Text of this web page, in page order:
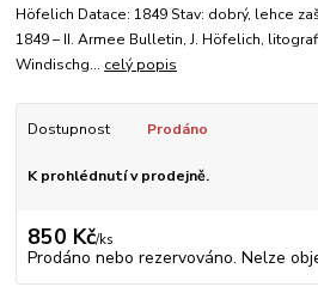
Höfelich Datace: 1849 Stav: dobrý, lehce
1849 – II. Armee Bulletin, J. Höfelich,
Windischg... celý popis
Dostupnost Prodáno
K prohlédnutí v prodejně.
850 Kč/ks
Prodáno nebo rezervováno. Nelze